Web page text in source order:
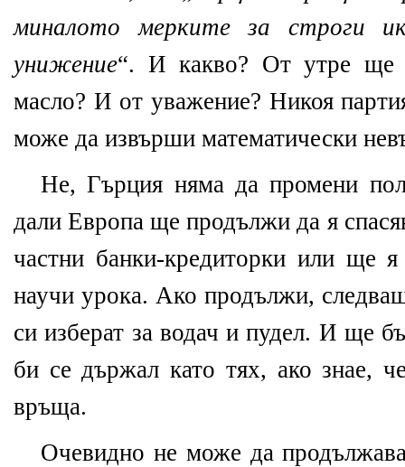
миналото мерките за строги
унижение“. И какво? От утре ще
масло? И от уважение? Никоя
може да извърши математически
Не, Гърция няма да промени
дали Европа ще продължи да я
частни банки-кредиторки или ще
научи урока. Ако продължи,
си изберат за водач и пудел. И ще
би се държал като тях, ако знае,
връща.
Очевидно не може да